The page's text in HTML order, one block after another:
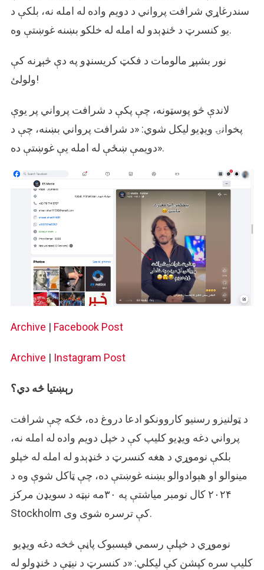
سندرغاړي شرافت پرواني د دویم واده له امله نه، بلکې د
یو کنسرټ د ځنډېدو له امله له خلکو بښنه غوښتې وه.
نور بشپړ مالومات د فکټ کریسنډو په دې څېړنه کې
ولولئ!
لاندې څو پوسټونه، چې پکې د شرافت پرواني پر یوې
پخوانۍ ویډیو لیکل شوي: «د شرافت پرواني بښنه، چې د
دویمې ښځې له امله یې غوښتې ده».
Archive | Facebook Post
Archive | Instagram Post
رېښتیا څه دي؟
د ټولنیزو رسنیو کاروونکو ادعا دروغ ده، ځکه چې شرافت
پرواني دغه ویډیو کلیپ کې د خپل دویم واده له امله نه،
بلکې نوموړي د هغه کنسرټ د ځنډېدو له امله له خپلو
مینوالو او هېوادوالو بښنه غوښتې ده، چې ټاکل شوې وه د
۲۰۲۴ کال نومبر میاشتې په ۳۰مه نېټه د سویډن مرکز
Stockholm کې ترسره شوی وی.
کلیپ سره کپشن کې لیکلي: «د کنسرټ د نیټې د ځنډولو له